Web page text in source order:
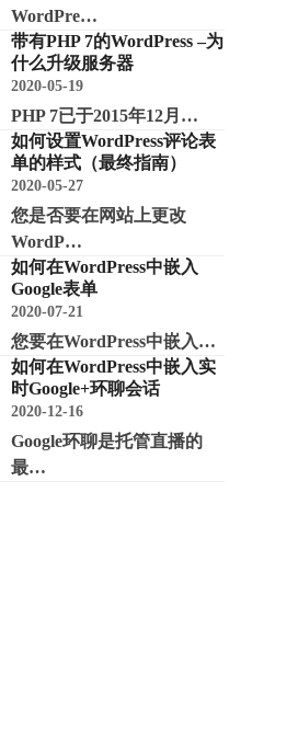
WordPre…
带有PHP 7的WordPress –为
什么升级服务器
2020-05-19
PHP 7已于2015年12月…
如何设置WordPress评论表
单的样式（最终指南）
2020-05-27
您是否要在网站上更改
WordP…
如何在WordPress中嵌入
Google表单
2020-07-21
您要在WordPress中嵌入…
如何在WordPress中嵌入实
时Google+环聊会话
2020-12-16
Google环聊是托管直播的
最…